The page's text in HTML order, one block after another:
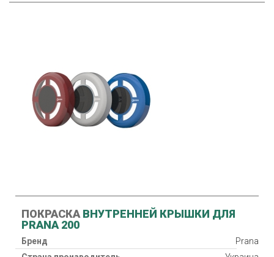
ПОКРАСКА ВНУТРЕННЕЙ КРЫШКИ ДЛЯ
PRANA 200
Бренд
Prana